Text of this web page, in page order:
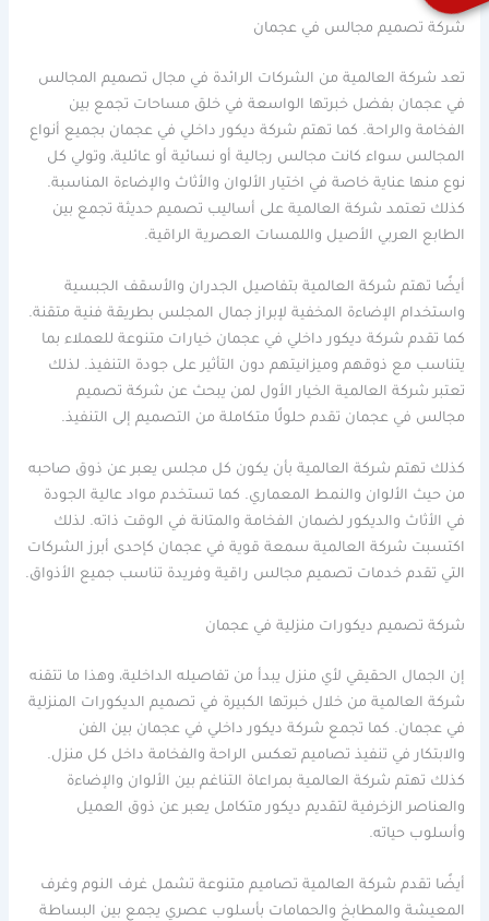
شركة تصميم مجالس في عجمان
تعد شركة العالمية من الشركات الرائدة في مجال تصميم المجالس
في عجمان بفضل خبرتها الواسعة في خلق مساحات تجمع بين
الفخامة والراحة. كما تهتم شركة ديكور داخلي في عجمان بجميع أنواع
المجالس سواء كانت مجالس رجالية أو نسائية أو عائلية، وتولي كل
نوع منها عناية خاصة في اختيار الألوان والأثاث والإضاءة المناسبة.
كذلك تعتمد شركة العالمية على أساليب تصميم حديثة تجمع بين
الطابع العربي الأصيل واللمسات العصرية الراقية.
أيضًا تهتم شركة العالمية بتفاصيل الجدران والأسقف الجبسية
واستخدام الإضاءة المخفية لإبراز جمال المجلس بطريقة فنية متقنة.
كما تقدم شركة ديكور داخلي في عجمان خيارات متنوعة للعملاء بما
يتناسب مع ذوقهم وميزانيتهم دون التأثير على جودة التنفيذ. لذلك
تعتبر شركة العالمية الخيار الأول لمن يبحث عن شركة تصميم
مجالس في عجمان تقدم حلولًا متكاملة من التصميم إلى التنفيذ.
كذلك تهتم شركة العالمية بأن يكون كل مجلس يعبر عن ذوق صاحبه
من حيث الألوان والنمط المعماري. كما تستخدم مواد عالية الجودة
في الأثاث والديكور لضمان الفخامة والمتانة في الوقت ذاته. لذلك
اكتسبت شركة العالمية سمعة قوية في عجمان كإحدى أبرز الشركات
التي تقدم خدمات تصميم مجالس راقية وفريدة تناسب جميع الأذواق.
شركة تصميم ديكورات منزلية في عجمان
إن الجمال الحقيقي لأي منزل يبدأ من تفاصيله الداخلية، وهذا ما تتقنه
شركة العالمية من خلال خبرتها الكبيرة في تصميم الديكورات المنزلية
في عجمان. كما تجمع شركة ديكور داخلي في عجمان بين الفن
والابتكار في تنفيذ تصاميم تعكس الراحة والفخامة داخل كل منزل.
كذلك تهتم شركة العالمية بمراعاة التناغم بين الألوان والإضاءة
والعناصر الزخرفية لتقديم ديكور متكامل يعبر عن ذوق العميل
وأسلوب حياته.
أيضًا تقدم شركة العالمية تصاميم متنوعة تشمل غرف النوم وغرف
المعيشة والمطابخ والحمامات بأسلوب عصري يجمع بين البساطة